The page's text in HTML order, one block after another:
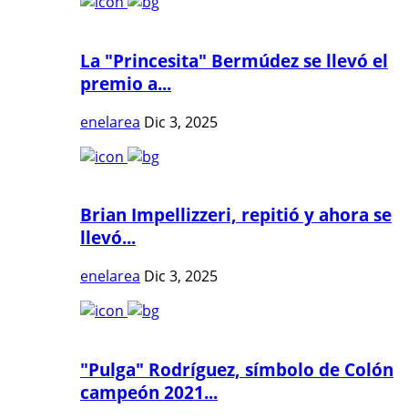
La "Princesita" Bermúdez se llevó el
premio a...
enelarea Dic 3, 2025
Brian Impellizzeri, repitió y ahora se
llevó...
enelarea Dic 3, 2025
"Pulga" Rodríguez, símbolo de Colón
campeón 2021...